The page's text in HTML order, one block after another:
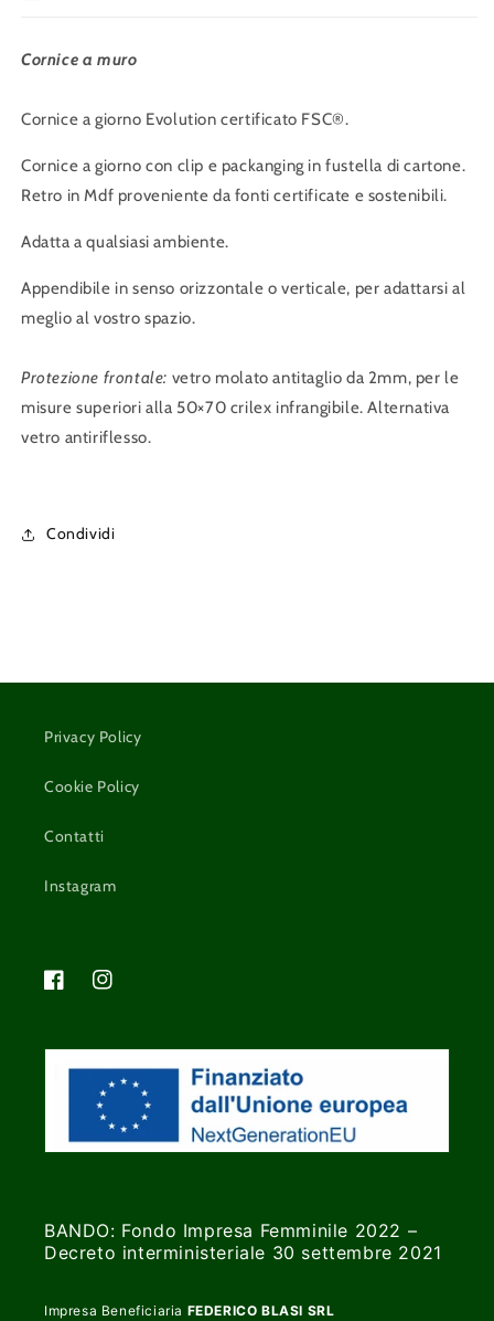
Cornice a muro
Cornice a giorno Evolutioncertificato FSC®.
Cornice a giorno con clip e packanging in fustella di cartone.
Retro in Mdf proveniente da fonti certificate e sostenibili.
Adatta a qualsiasi ambiente.
Appendibile in senso orizzontale o verticale, per adattarsi al
meglio al vostro spazio.
Protezione frontale: vetro molato antitaglio da 2mm, per le
misure superiori alla 50×70 crilex infrangibile. Alternativa
vetro antiriflesso.
Condividi
Privacy Policy
Cookie Policy
Contatti
Instagram
FacebookInstagram
BANDO: Fondo Impresa Femminile 2022 –
Decreto interministeriale 30 settembre 2021
Impresa Beneficiaria FEDERICO BLASI SRL